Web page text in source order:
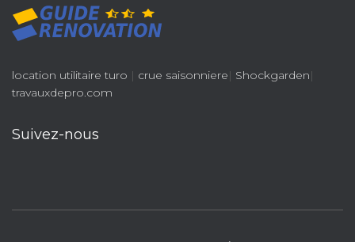
location utilitaire turo | crue saisonniere| Shockgarden|
travauxdepro.com
Suivez-nous